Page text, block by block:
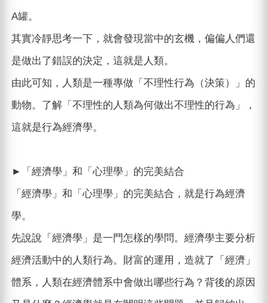
A罐。
其實冷靜思考一下，就會發現當中的玄機，偏偏人們還
是做出了錯誤的決定，這就是人類。
由此可知，人類是一種專做「不理性行為（決策）」的
動物。了解「不理性的人類為何做出不理性的行為」，
這就是行為經濟學。
►「經濟學」和「心理學」的完美結合
「經濟學」和「心理學」的完美結合，就是行為經濟
學。
先說說「經濟學」是一門怎樣的學問。經濟學主要分析
經濟活動中的人類行為。財富的運用，造就了「經濟」
體系，人類在經濟體系中會做出哪些行為？背後的原因